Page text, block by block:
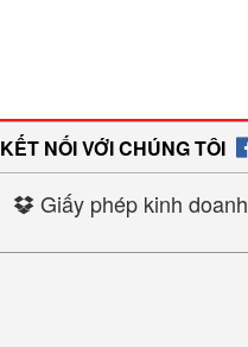
KẾT NỐI VỚI CHÚNG TÔI
Giấy phép kinh doanh